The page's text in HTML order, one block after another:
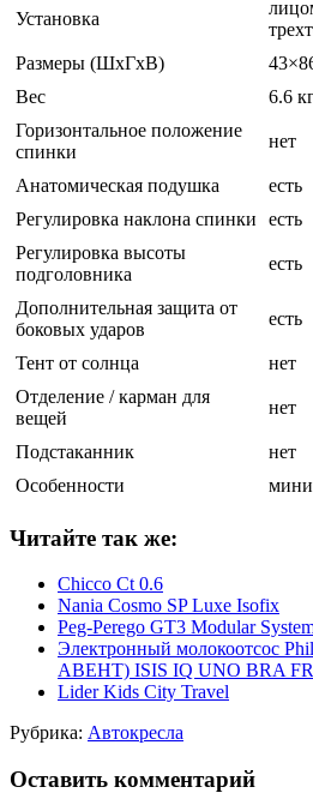
Установка
Размеры (ШxГxВ)
Вес
6.6
Горизонтальное положение
спинки
нет
Анатомическая подушка
есть
Регулировка наклона спинки
есть
Регулировка высоты
подголовника
есть
Дополнительная защита от
боковых ударов
есть
Тент от солнца
нет
Отделение / карман для
вещей
нет
Подстаканник
нет
Особенности
Читайте так же:
Chicco Ct 0.6
Nania Cosmo SP Luxe Isofix
Peg-Perego GT3 Modular
Электронный молокоотсос
АВЕНТ) ISIS IQ UNO BRA
Lider Kids City Travel
Рубрика: Автокресла
Оставить комментарий